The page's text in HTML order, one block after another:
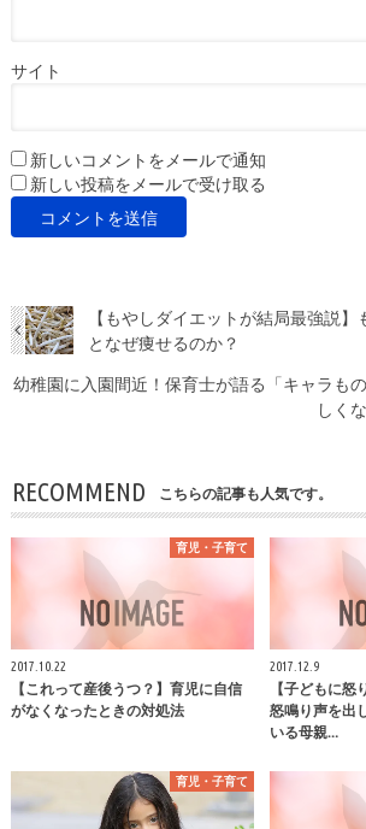
サイト
新しいコメントをメールで通知
新しい投稿をメールで受け取る
【もやしダイエットが結局最強説
となぜ痩せるのか？
幼稚園に入園間近！保育士が語る「キャラも
しく
RECOMMEND こちらの記事も人気です。
育児・子育て
2017.10.22
【これって産後うつ？】育児に自信
がなくなったときの対処法
2017.12.9
【子どもに怒
怒鳴り声を出
いる母親…
育児・子育て